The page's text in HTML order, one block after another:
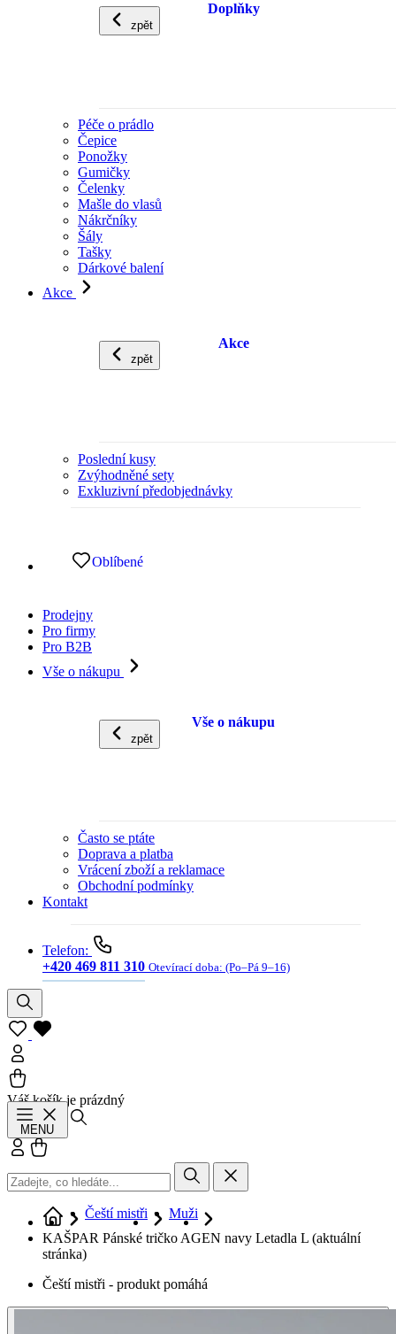
zpět
Doplňky
Péče o prádlo
Čepice
Ponožky
Gumičky
Čelenky
Mašle do vlasů
Nákrčníky
Šály
Tašky
Dárkové balení
Akce
zpět
Akce
Poslední kusy
Zvýhodněné sety
Exkluzivní předobjednávky
Oblíbené
Prodejny
Pro firmy
Pro B2B
Vše o nákupu
zpět
Vše o nákupu
Často se ptáte
Doprava a platba
Vrácení zboží a reklamace
Obchodní podmínky
Kontakt
Telefon:
+420 469 811 310 Otevírací doba: (Po–Pá 9–16)
Váš košík je prázdný
MENU
Přihlásit se
Čeští mistři
Muži
KAŠPAR Pánské tričko AGEN navy Letadla L (aktuální
stránka)
Čeští mistři - produkt pomáhá